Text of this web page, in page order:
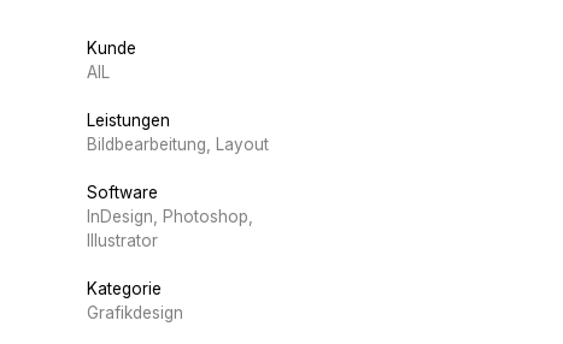
Kunde
AIL
Leistungen
Bildbearbeitung, Layout
Software
InDesign
Photoshop
Illustrator
Kategorie
Grafikdesign